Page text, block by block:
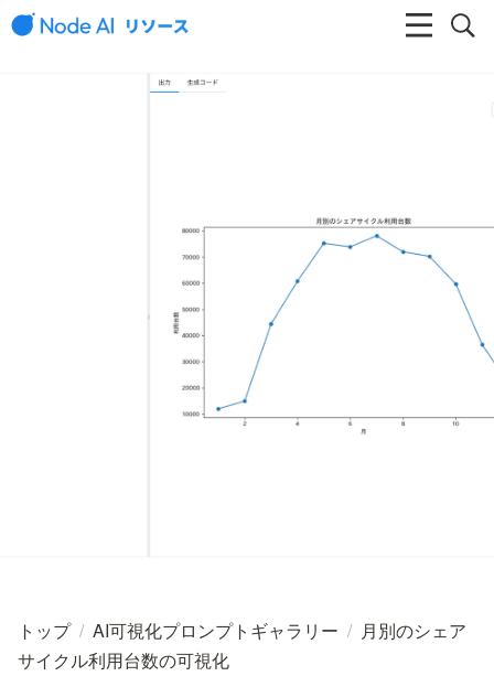
トップ / AI可視化プロンプトギャラリー / 月別のシェア
サイクル利用台数の可視化